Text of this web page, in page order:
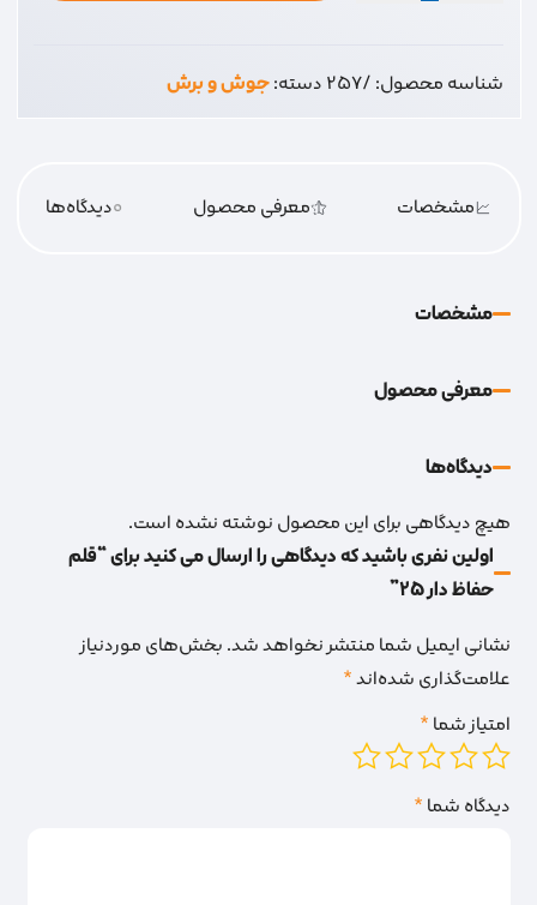
25
شناسه محصول:/257 دسته:جوش و برش
مشخصات معرفی محصول 0دیدگاه‌‌ها
مشخصات
معرفی محصول
دیدگاه‌‌ها
هیچ دیدگاهی برای این محصول نوشته نشده است.
اولین نفری باشید که دیدگاهی را ارسال می کنید برای “قلم
حفاظ دار 25”
نشانی ایمیل شما منتشر نخواهد شد.بخش‌های موردنیاز
علامت‌گذاری شده‌اند*
امتیاز شما*
دیدگاه شما*